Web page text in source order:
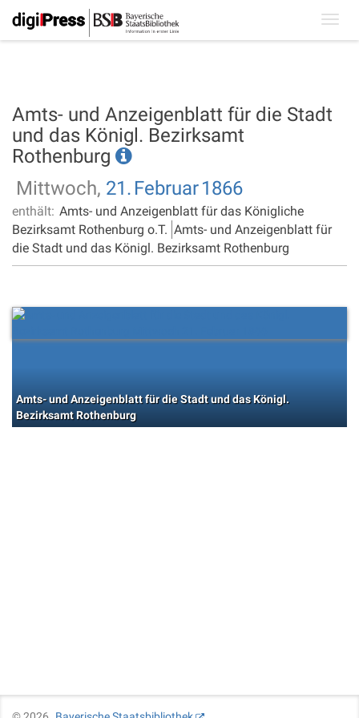
Amts- und Anzeigenblatt für die Stadt
und das Königl. Bezirksamt
Rothenburg
Mittwoch, 21. Februar1866
enthält: Amts- und Anzeigenblatt für das Königliche
Bezirksamt Rothenburg o.T. Amts- und Anzeigenblatt für
die Stadt und das Königl. Bezirksamt Rothenburg
Amts- und Anzeigenblatt für die Stadt und das Königl.
Bezirksamt Rothenburg